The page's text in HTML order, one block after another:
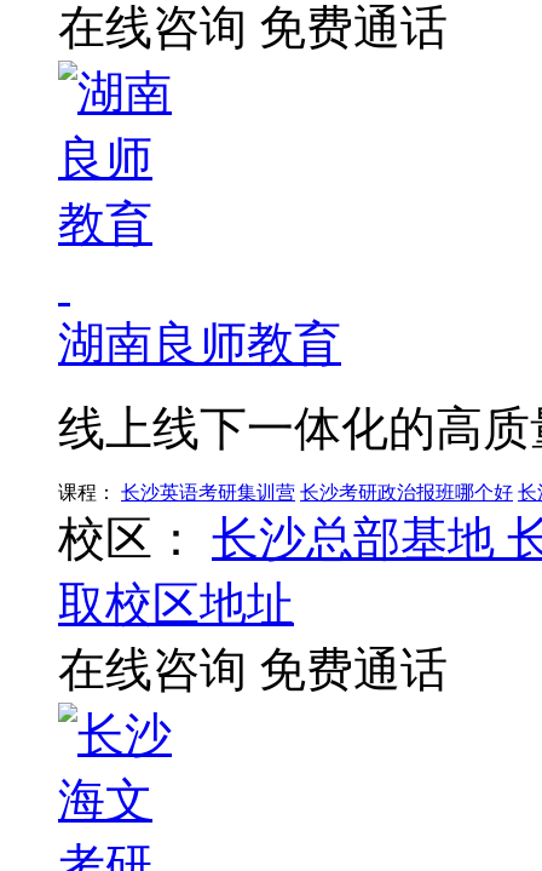
在线咨询 免费通话
湖南良师教育
线上线下一体化的高
课程： 长沙英语考研集训营 长沙考研政治报班哪个好 长
校区： 长沙总部基地
取校区地址
在线咨询 免费通话